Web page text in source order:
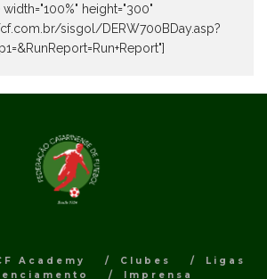
height="300"
sisgol/DERW700BDay.asp?
Academy Clubes
Ligas
Imprensa